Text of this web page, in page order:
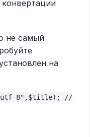
не самый
на
8",$title); //